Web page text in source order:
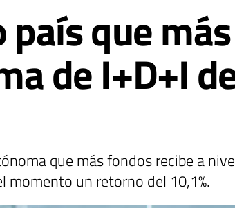
país que
de I+D+I
que más fondos recibe a
momento un retorno del 10,1%.